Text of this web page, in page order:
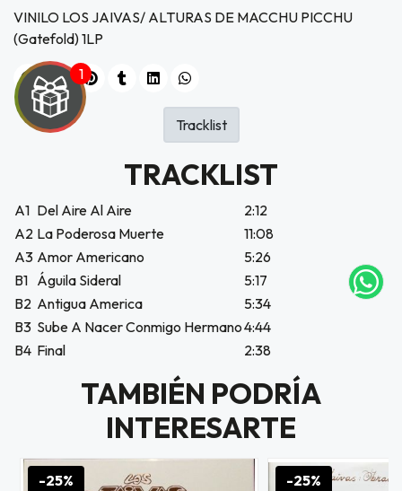
correo
web
JUGAR
VINILO LOS JAIVAS/ ALTURAS DE MACCHU PICCHU
(Gatefold) 1LP
TRACKLIST
A1 Del Aire Al Aire
2:12
A2 La Poderosa Muerte
11:08
A3 Amor Americano
5:26
B1 Águila Sideral
5:17
B2 Antigua America
5:34
B3 Sube A Nacer Conmigo Hermano4:44
B4 Final 2:38
Tracklist
TAMBIÉN PODRÍA
INTERESARTE
-25% -25%